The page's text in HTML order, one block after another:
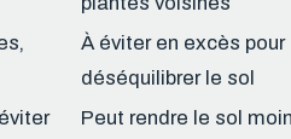
À éviter en excès pour
déséquilibrer le sol
Peut rendre le sol